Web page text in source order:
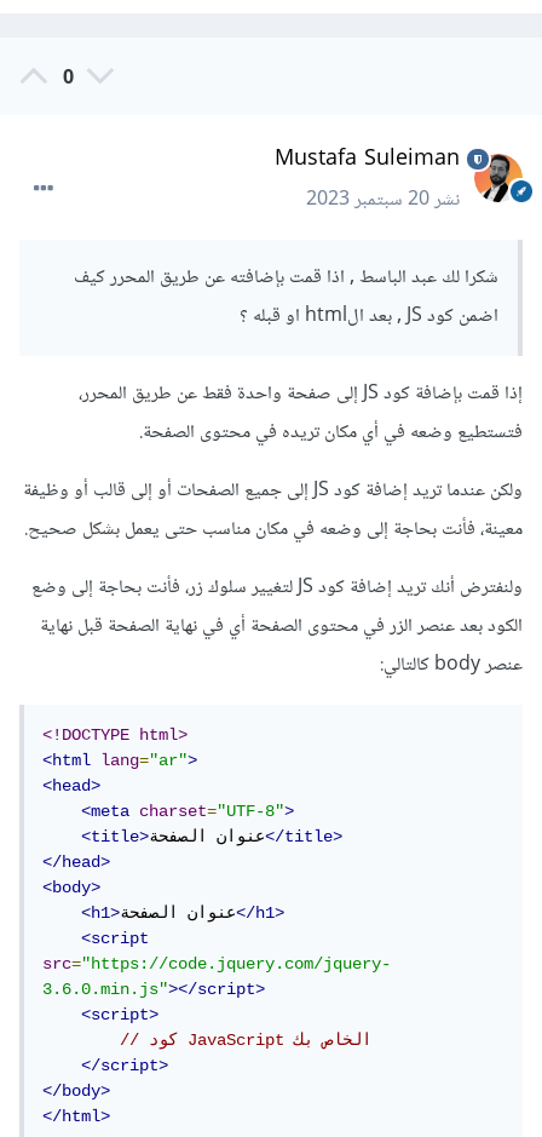
في منطقة "محتوى الصفحة"، انقر فوق الزر "إضافة قطعة".
اكتب كود HTML الخاص بك في منطقة التحرير.
اضافة كود HTML و JavaScript إلى محرر الملفات
انقر فوق اسم الملف الذي تريد إضافة الكود إليه.
في منطقة "المحتوى"، ابحث عن العلامة المقابلة للمكان الذي
0
Mustafa Suleiman
نشر20 سبتمبر 2023
شكرا لك عبد الباسط , اذا قمت بإضافته عن طريق المحرر كيف
اضمن كود JS , بعد الhtml او قبله ؟
إذا قمت بإضافة كود JS إلى صفحة واحدة فقط عن طريق المحرر،
فتستطيع وضعه في أي مكان تريده في محتوى الصفحة.
ولكن عندما تريد إضافة كود JS إلى جميع الصفحات أو إلى قالب أو وظيفة
معينة، فأنت بحاجة إلى وضعه في مكان مناسب حتى يعمل بشكل صحيح.
ولنفترض أنك تريد إضافة كود JS لتغيير سلوك زر، فأنت بحاجة إلى وضع
الكود بعد عنصر الزر في محتوى الصفحة أي في نهاية الصفحة قبل نهاية
عنصر body كالتالي:
<!DOCTYPE html>
<html
lang="ar">
<head>
<meta
charset="UTF-8">
<title>عنوان الصفحة</title>
</head>
<body>
<h1>عنوان الصفحة</h1>
<script
src="https://code.jquery.com/jquery-
3.6.0.min.js"></script>
<script>
// كود JavaScript الخاص بك
</script>
</body>
</html>